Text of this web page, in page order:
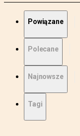
Powiązane
Polecane
Najnowsze
Tagi